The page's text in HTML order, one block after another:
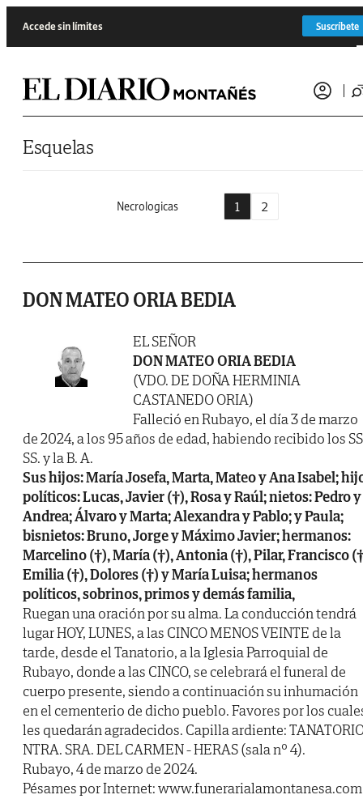
Accede sin límites Suscríbete
Esquelas
Necrologicas 1 2
DON MATEO ORIA BEDIA
EL SEÑOR
DON MATEO ORIA BEDIA
(VDO. DE DOÑA HERMINIA
CASTANEDO ORIA)
Falleció en Rubayo, el día 3 de marzo
de 2024, a los 95 años de edad, habiendo recibido los
SS. y la B. A.
Sus hijos: María Josefa, Marta, Mateo y Ana Isabel;
políticos: Lucas, Javier (†), Rosa y Raúl; nietos: Pedro y
Andrea; Álvaro y Marta; Alexandra y Pablo; y Paula;
bisnietos: Bruno, Jorge y Máximo Javier; hermanos:
Marcelino (†), María (†), Antonia (†), Pilar, Francisco
Emilia (†), Dolores (†) y María Luisa; hermanos
políticos, sobrinos, primos y demás familia,
Ruegan una oración por su alma. La conducción tendrá
lugar HOY, LUNES, a las CINCO MENOS VEINTE de la
tarde, desde el Tanatorio, a la Iglesia Parroquial de
Rubayo, donde a las CINCO, se celebrará el funeral de
cuerpo presente, siendo a continuación su inhumación
en el cementerio de dicho pueblo. Favores por los
les quedarán agradecidos. Capilla ardiente:
NTRA. SRA. DEL CARMEN - HERAS (sala nº 4).
Rubayo, 4 de marzo de 2024.
Pésames por Internet: www.funerarialamontanesa.com